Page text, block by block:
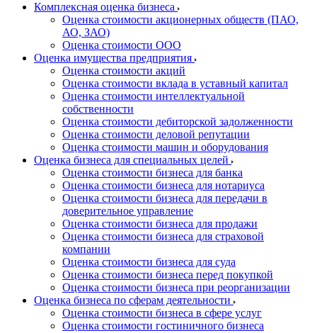
Комплексная оценка бизнеса
Оценка стоимости акционерных обществ (ПАО,
АО, ЗАО)
Оценка стоимости ООО
Оценка имущества предприятия
Оценка стоимости акций
Оценка стоимости вклада в уставный капитал
Оценка стоимости интеллектуальной
собственности
Оценка стоимости дебиторской задолженности
Оценка стоимости деловой репутации
Оценка стоимости машин и оборудования
Оценка бизнеса для специальных целей
Оценка стоимости бизнеса для банка
Оценка стоимости бизнеса для нотариуса
Оценка стоимости бизнеса для передачи в
доверительное управление
Оценка стоимости бизнеса для продажи
Оценка стоимости бизнеса для страховой
компании
Оценка стоимости бизнеса для суда
Оценка стоимости бизнеса перед покупкой
Оценка стоимости бизнеса при реорганизации
Оценка бизнеса по сферам деятельности
Оценка стоимости бизнеса в сфере услуг
Оценка стоимости гостиничного бизнеса